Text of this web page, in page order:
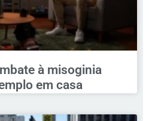
à misoginia
em casa